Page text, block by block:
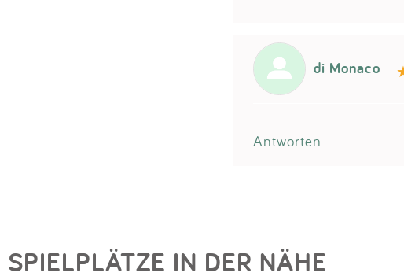
di Monaco
Antworten
SPIELPLÄTZE IN DER NÄHE